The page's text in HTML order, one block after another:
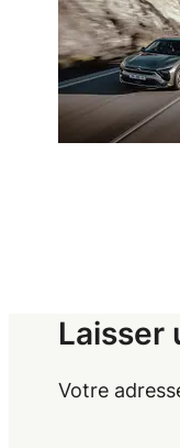
Laisser
Votre